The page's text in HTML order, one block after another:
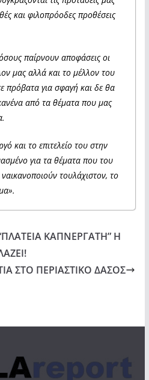
και φιλοπρόοδες προθέσεις
παίρνουν αποφάσεις οι
μας αλλά και το μέλλον του
πρόβατα για σφαγή και δε θα
από τα θέματα που μας
και το επιτελείο του στην
για τα θέματα που του
τουλάχιστον, το
ΚΑΠΝΕΡΓΑΤΗ” Η
ΣΤΟ ΠΕΡΙΑΣΤΙΚΟ ΔΑΣΟΣ